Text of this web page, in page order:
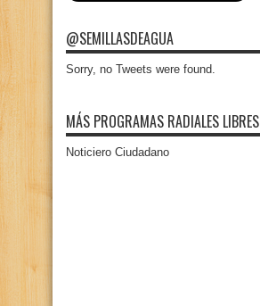
@SEMILLASDEAGUA
Sorry, no Tweets were found.
MÁS PROGRAMAS RADIALES LIBRES
Noticiero Ciudadano